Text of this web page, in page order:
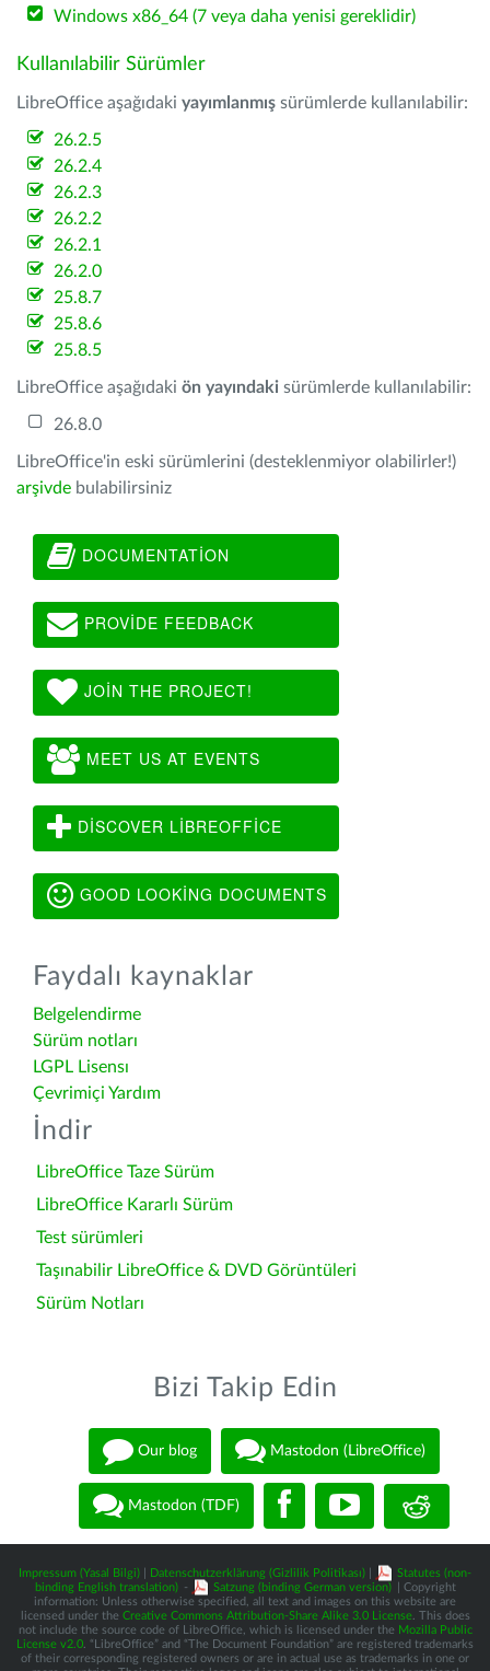
Windows x86_64 (7 veya daha yenisi gereklidir)
Kullanılabilir Sürümler
LibreOffice aşağıdaki yayımlanmış sürümlerde kullanılabilir:
26.2.5
26.2.4
26.2.3
26.2.2
26.2.1
26.2.0
25.8.7
25.8.6
25.8.5
LibreOffice aşağıdaki ön yayındaki sürümlerde kullanılabilir:
26.8.0
LibreOffice'in eski sürümlerini (desteklenmiyor olabilirler!)
arşivde bulabilirsiniz
DOCUMENTATION
PROVIDE FEEDBACK
JOIN THE PROJECT!
MEET US AT EVENTS
DISCOVER LIBREOFFICE
GOOD LOOKING DOCUMENTS
Faydalı kaynaklar
Belgelendirme
Sürüm notları
LGPL Lisensı
Çevrimiçi Yardım
İndir
LibreOffice Taze Sürüm
LibreOffice Kararlı Sürüm
Test sürümleri
Taşınabilir LibreOffice & DVD Görüntüleri
Sürüm Notları
Bizi Takip Edin
Our blog Mastodon (LibreOffice)
Mastodon (TDF)
Impressum (Yasal Bilgi) Datenschutzerklärung (Gizlilik Politikası)
Statutes (non-
binding English translation) - Satzung (binding German version)
| Copyright
information: Unless otherwise specified, all text and images on this website are
licensed under the Creative Commons Attribution-Share Alike 3.0 License. This does
not include the source code of LibreOffice, which is licensed under the Mozilla Public
License v2.0 . “LibreOffice” and “The Document Foundation” are registered trademarks
of their corresponding registered owners or are in actual use as trademarks in one or